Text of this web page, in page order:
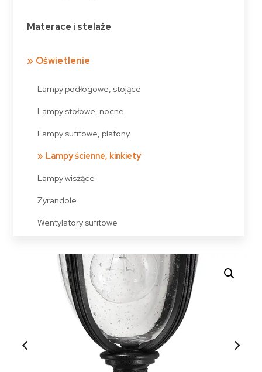
Materace i stelaże
Oświetlenie
Lampy podłogowe, stojące
Lampy stołowe, nocne
Lampy sufitowe, plafony
Lampy ścienne, kinkiety
Lampy wiszące
Żyrandole
Wentylatory sufitowe